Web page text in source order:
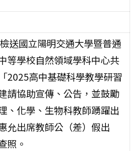
送國立陽明交通大學暨普通
等學校自然領域學科中心共
2025高中基礎科學教學研習
請協助宣傳、公告，並鼓勵
、化學、生物科教師踴躍出
允出席教師公（差）假出
照。